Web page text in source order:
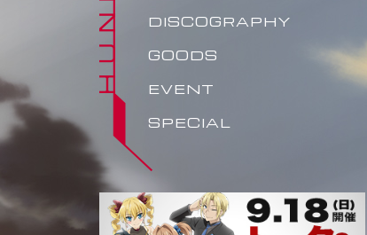
DISCOGRAPHY
GOODS
EVENT
SPECIAL